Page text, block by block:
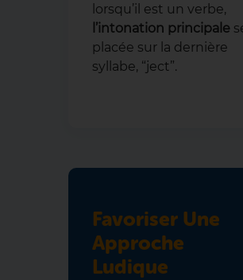
lorsqu’il est un verbe,
l’intonation principale
placée sur la dernière
syllabe, “ject”.
Favoriser Une
Approche
Ludique